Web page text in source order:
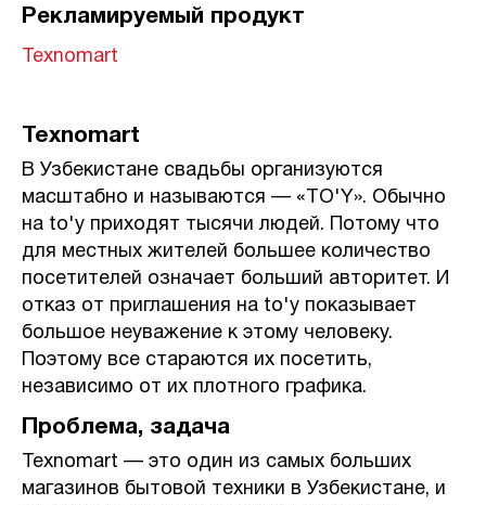
Рекламируемый продукт
Texnomart
Texnomart
В Узбекистане свадьбы организуются
масштабно и называются — «TO'Y». Обычно
на to'y приходят тысячи людей. Потому что
для местных жителей большее количество
посетителей означает больший авторитет. И
отказ от приглашения на to'y показывает
большое неуважение к этому человеку.
Поэтому все стараются их посетить,
независимо от их плотного графика.
Проблема, задача
Texnomart — это один из самых больших
магазинов бытовой техники в Узбекистане, и